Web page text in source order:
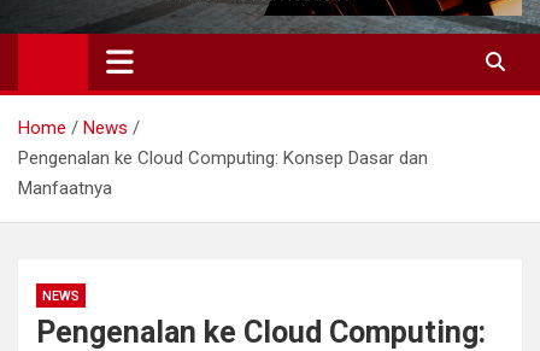
Home
News
Pengenalan ke Cloud Computing: Konsep Dasar dan
Manfaatnya
NEWS
Pengenalan ke Cloud Computing: